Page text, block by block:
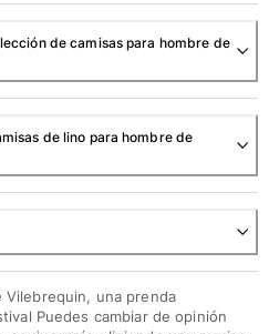
de camisas para hombre de
de lino para hombre de
Vilebrequin, una prenda
Puedes cambiar de opinión